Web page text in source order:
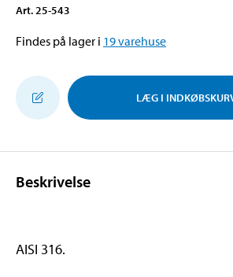
Art. 25-543
Findes på lager i 19varehuse
LÆG I
Beskrivelse
AISI 316.